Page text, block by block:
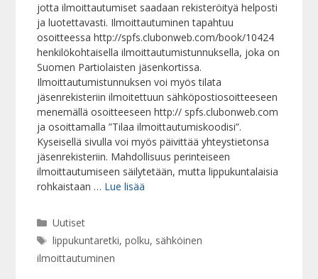
jotta ilmoittautumiset saadaan rekisteröityä helposti
ja luotettavasti. Ilmoittautuminen tapahtuu
osoitteessa http://spfs.clubonweb.com/book/10424
henkilökohtaisella ilmoittautumistunnuksella, joka on
Suomen Partiolaisten jäsenkortissa.
Ilmoittautumistunnuksen voi myös tilata
jäsenrekisteriin ilmoitettuun sähköpostiosoitteeseen
menemällä osoitteeseen http:// spfs.clubonweb.com
ja osoittamalla ”Tilaa ilmoittautumiskoodisi”.
Kyseisellä sivulla voi myös päivittää yhteystietonsa
jäsenrekisteriin. Mahdollisuus perinteiseen
ilmoittautumiseen säilytetään, mutta lippukuntalaisia
rohkaistaan … Lue lisää
Kategoriat
Uutiset
Avainsanat
lippukuntaretki, polku, sähköinen
ilmoittautuminen